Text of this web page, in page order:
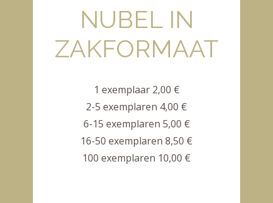
NUBEL IN
ZAKFORMAAT
1 exemplaar 2,00 €
2-5 exemplaren 4,00 €
6-15 exemplaren 5,00 €
16-50 exemplaren 8,50 €
100 exemplaren 10,00 €